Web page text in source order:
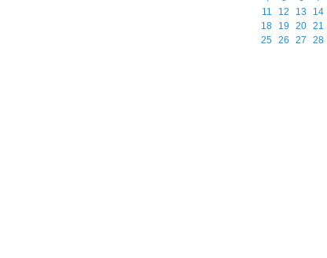
11
12 13 14
18
19 20 21
25
26 27 28